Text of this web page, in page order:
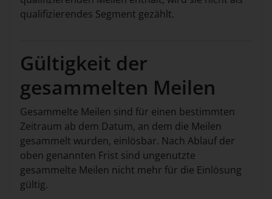
qualifizierendes Segment gezählt.
Gültigkeit der
gesammelten Meilen
Gesammelte Meilen sind für einen bestimmten
Zeitraum ab dem Datum, an dem die Meilen
gesammelt wurden, einlösbar. Nach Ablauf der
oben genannten Frist sind ungenutzte
gesammelte Meilen nicht mehr für die Einlösung
gültig.